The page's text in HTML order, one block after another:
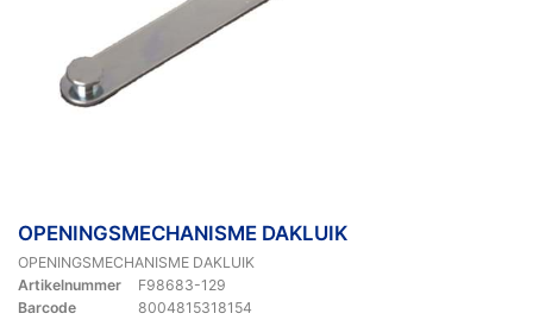
OPENINGSMECHANISME DAKLUIK
OPENINGSMECHANISME DAKLUIK
Artikelnummer
F98683-129
Barcode
8004815318154